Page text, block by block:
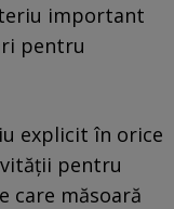
important
pentru
explicit în orice
pentru
care măsoară